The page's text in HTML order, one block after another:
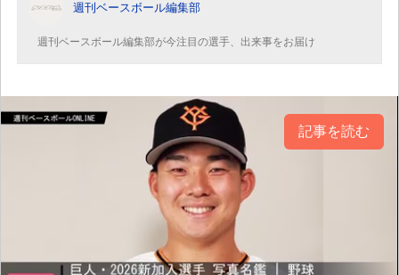
週刊ベースボール編集部
週刊ベースボール編集部が今注目の選手、出来事をお届け
記事を読む